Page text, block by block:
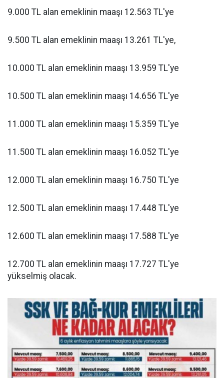
9.000 TL alan emeklinin maaşı 12.563 TL'ye
9.500 TL alan emeklinin maaşı 13.261 TL'ye,
10.000 TL alan emeklinin maaşı 13.959 TL'ye
10.500 TL alan emeklinin maaşı 14.656 TL'ye
11.000 TL alan emeklinin maaşı 15.359 TL'ye
11.500 TL alan emeklinin maaşı 16.052 TL'ye
12.000 TL alan emeklinin maaşı 16.750 TL'ye
12.500 TL alan emeklinin maaşı 17.448 TL'ye
12.600 TL alan emeklinin maaşı 17.588 TL'ye
12.700 TL alan emeklinin maaşı 17.727 TL'ye
yükselmiş olacak.